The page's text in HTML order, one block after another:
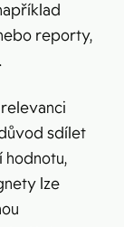
reporty,
sdílet
hodnotu,
lze